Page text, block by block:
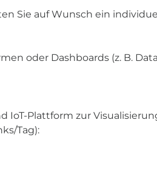
Sie auf Wunsch ein
oder Dashboards (z. B.
Plattform zur
Tag):